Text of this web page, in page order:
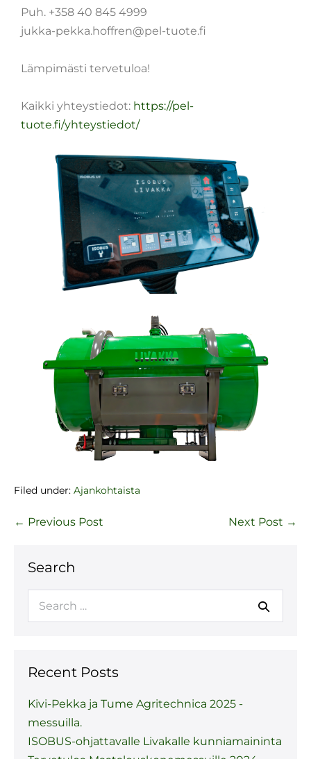
Puh. +358 40 845 4999
jukka-pekka.hoffren@pel-tuote.fi
Lämpimästi tervetuloa!
Kaikki yhteystiedot: https://pel-
tuote.fi/yhteystiedot/
Filed under: Ajankohtaista
← Previous Post Next Post →
Search
Recent Posts
Kivi-Pekka ja Tume Agritechnica 2025 -
messuilla.
ISOBUS-ohjattavalle Livakalle kunniamaininta